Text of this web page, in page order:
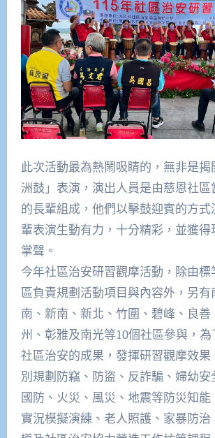
此次活動最為熱鬧吸睛的，無非是
洲鼓」表演， 演出人員是由慈恩社區
的長輩組成， 他們以擊鼓迎賓的方式
輩表演生動有力，十分精彩， 並獲得
掌聲。
今年社區治安研習觀摩活動， 除由標
區負責規劃活動項目與內容外， 另有
南、新南、新北、竹圍、碧峰、良善
州、 彰雅及南光等10個社區參與，
社區治安的成果， 發揮研習觀摩效
別規劃防竊、防盜、反詐騙、 婦幼安
國防、火災、風災、地震等防災知能
實況模擬演練、老人照護、家暴防治